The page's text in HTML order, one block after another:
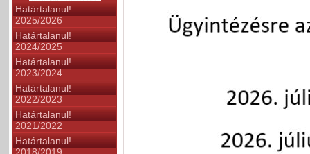
Határtalanul!
2025/2026
Határtalanul!
2024/2025
Határtalanul!
2023/2024
Határtalanul!
2022/2023
Határtalanul!
2021/2022
Határtalanul!